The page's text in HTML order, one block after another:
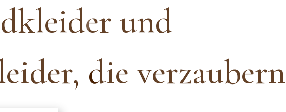
und
die verzaubern